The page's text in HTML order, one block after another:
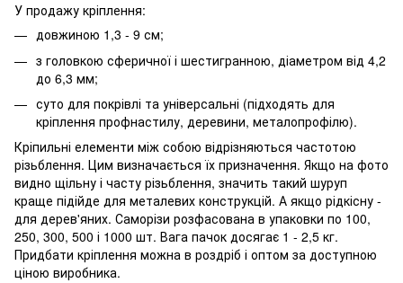
У продажу кріплення:
довжиною 1,3 - 9 см;
з головкою сферичної і шестигранною, діаметром від 4,2
до 6,3 мм;
суто для покрівлі та універсальні (підходять для
кріплення профнастилу, деревини, металопрофілю).
Кріпильні елементи між собою відрізняються частотою
різьблення. Цим визначається їх призначення. Якщо на фото
видно щільну і часту різьблення, значить такий шуруп
краще підійде для металевих конструкцій. А якщо рідкісну -
для дерев'яних. Саморізи розфасована в упаковки по 100,
250, 300, 500 і 1000 шт. Вага пачок досягає 1 - 2,5 кг.
Придбати кріплення можна в роздріб і оптом за доступною
ціною виробника.